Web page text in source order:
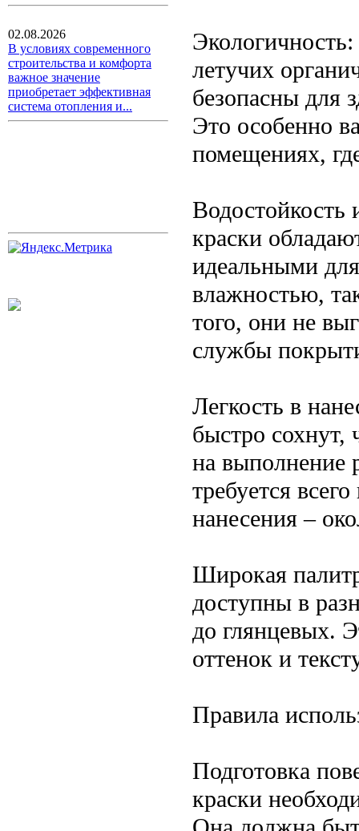
02.08.2026
В условиях современного
строительства и комфорта
важное значение
приобретает эффективная
система отопления и...
летучих
безопасны для
Это особенно
помещениях,
Водостойкость
краски
идеальными
влажностью,
того, они не
службы
Легкость в
быстро сохнут,
на выполнение
требуется
нанесения –
Широкая
доступны в
до глянцевых.
оттенок и
Правила
Подготовка
краски